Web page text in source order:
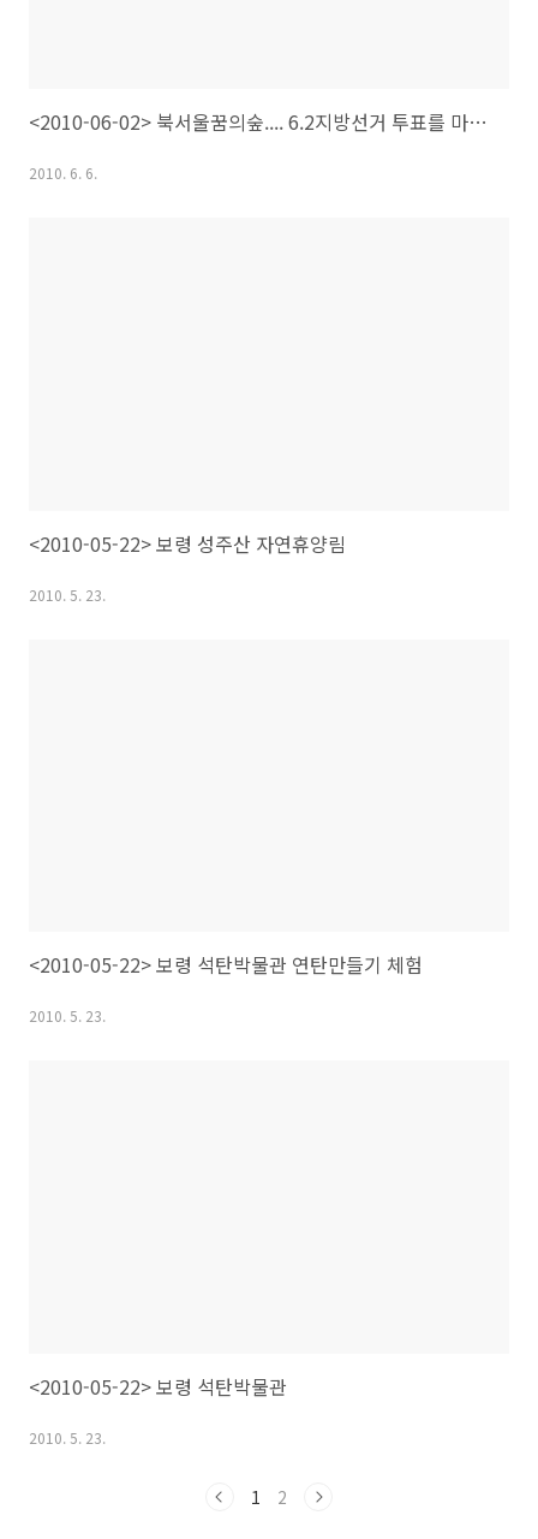
<2010-06-02> 북서울꿈의숲.... 6.2지방선거 투표를 마치고
2010. 6. 6.
<2010-05-22> 보령 성주산 자연휴양림
2010. 5. 23.
<2010-05-22> 보령 석탄박물관 연탄만들기 체험
2010. 5. 23.
<2010-05-22> 보령 석탄박물관
2010. 5. 23.
1 2